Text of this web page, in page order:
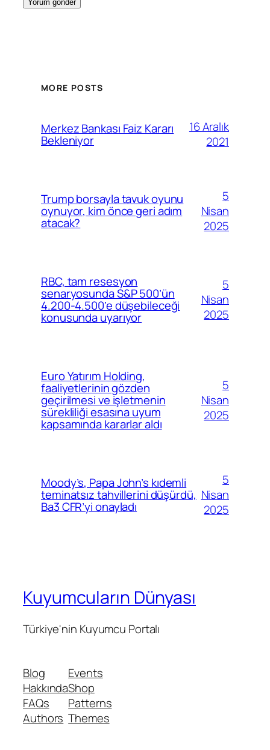
MORE POSTS
Merkez Bankası Faiz Kararı
Bekleniyor
16 Aralık
2021
Trump borsayla tavuk oyunu
oynuyor, kim önce geri adım
atacak?
5
Nisan
2025
RBC, tam resesyon
senaryosunda S&P 500’ün
4.200-4.500’e düşebileceği
konusunda uyarıyor
5
Nisan
2025
Euro Yatırım Holding,
faaliyetlerinin gözden
geçirilmesi ve işletmenin
sürekliliği esasına uyum
kapsamında kararlar aldı
5
Nisan
2025
Moody’s, Papa John’s kıdemli
teminatsız tahvillerini düşürdü,
Ba3 CFR’yi onayladı
5
Nisan
2025
Kuyumcuların Dünyası
Türkiye'nin Kuyumcu Portalı
Blog
Hakkında
FAQs
Authors
Events
Shop
Patterns
Themes